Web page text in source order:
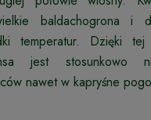
baldachogrona i
temperatur. Dzięki
jest stosunkowo
nawet w kapryśne